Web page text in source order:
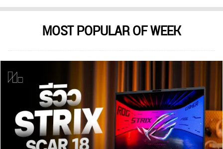
MOST POPULAR OF WEEK